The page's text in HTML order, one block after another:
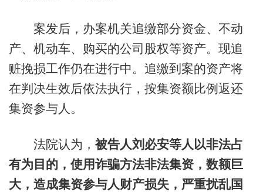
案发后，办案机关追缴部分资金、不动
产、机动车、购买的公司股权等资产。现追
赃挽损工作仍在进行中。追缴到案的资产将
在判决生效后依法执行，按集资额比例返还
集资参与人。
法院认为，被告人刘必安等人以非法占
有为目的，使用诈骗方法非法集资，数额巨
大，造成集资参与人财产损失，严重扰乱国